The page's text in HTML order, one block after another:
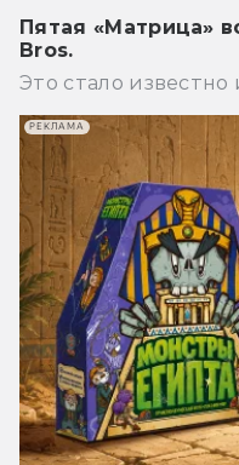
Пятая «Матрица»
Bros.
Это стало
РЕКЛАМА